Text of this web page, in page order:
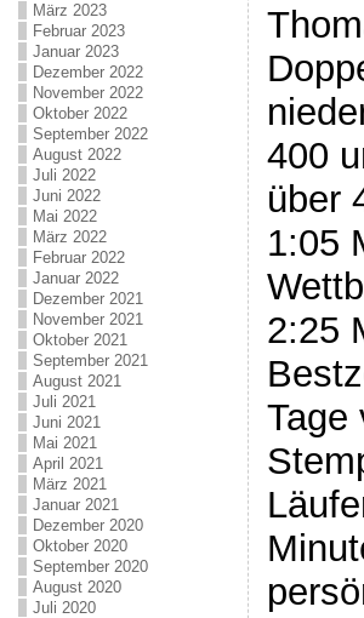
März 2023
Februar 2023
Januar 2023
Dezember 2022
November 2022
Oktober 2022
September 2022
August 2022
Juli 2022
Juni 2022
Mai 2022
März 2022
Februar 2022
Januar 2022
Dezember 2021
November 2021
Oktober 2021
September 2021
August 2021
Juli 2021
Juni 2021
Mai 2021
April 2021
März 2021
Januar 2021
Dezember 2020
Oktober 2020
September 2020
August 2020
Juli 2020
400
über
1:05
2:25
Tage